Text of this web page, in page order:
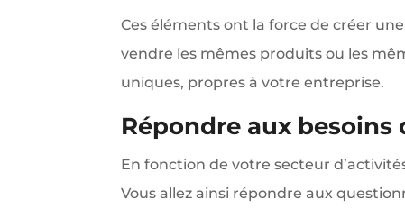
Ces éléments ont la force de créer
vendre les mêmes produits ou les
uniques, propres à votre entreprise.
Répondre aux
En fonction de votre secteur
Vous allez ainsi répondre aux